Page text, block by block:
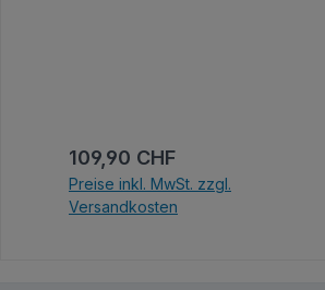
Regulärer Preis:
109,90 CHF
Preise inkl. MwSt. zzgl.
Versandkosten